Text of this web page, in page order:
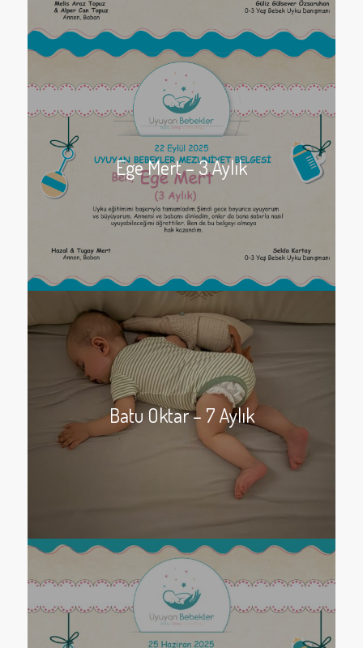
Ege Mert – 3 Aylık
Batu Oktar – 7 Aylık